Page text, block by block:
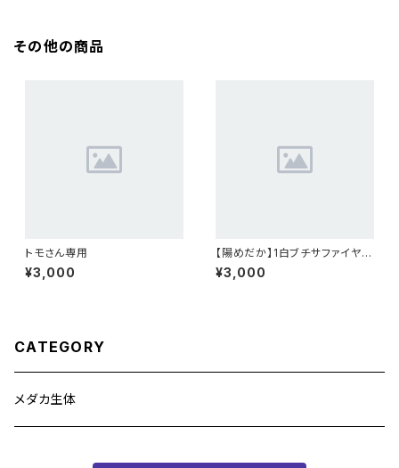
その他の商品
トモさん専用
¥3,000
【陽めだか】1白ブチサファイヤ
2ペア 【現物】
¥3,000
CATEGORY
メダカ生体